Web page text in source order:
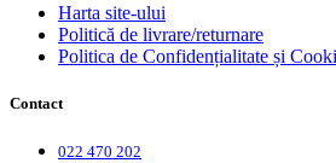
Harta site-ului
Politică de livrare/returnare
Politica de Confidențialitate și
Contact
022 470 202